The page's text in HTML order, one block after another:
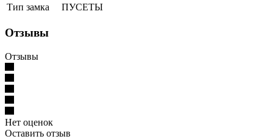
Тип замка
ПУСЕТЫ
Отзывы
Отзывы
Нет оценок
Оставить отзыв